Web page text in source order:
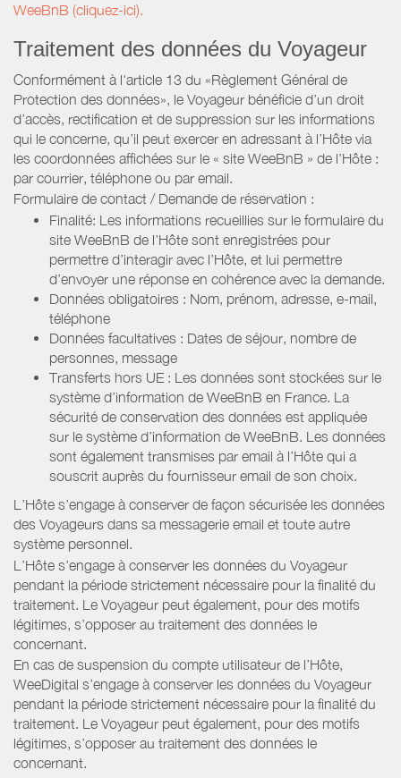
WeeBnB (cliquez-ici).
Traitement des données du Voyageur
Conformément à l'article 13 du «Règlement Général de
Protection des données», le Voyageur bénéficie d’un droit
d’accès, rectification et de suppression sur les informations
qui le concerne, qu’il peut exercer en adressant à l’Hôte via
les coordonnées affichées sur le « site WeeBnB » de l’Hôte :
par courrier, téléphone ou par email.
Formulaire de contact / Demande de réservation :
Finalité: Les informations recueillies sur le formulaire du
site WeeBnB de l’Hôte sont enregistrées pour
permettre d’interagir avec l’Hôte, et lui permettre
d’envoyer une réponse en cohérence avec la demande.
Données obligatoires : Nom, prénom, adresse, e-mail,
téléphone
Données facultatives : Dates de séjour, nombre de
personnes, message
Transferts hors UE : Les données sont stockées sur le
système d’information de WeeBnB en France. La
sécurité de conservation des données est appliquée
sur le système d’information de WeeBnB. Les données
sont également transmises par email à l’Hôte qui a
souscrit auprès du fournisseur email de son choix.
L’Hôte s’engage à conserver de façon sécurisée les données
des Voyageurs dans sa messagerie email et toute autre
système personnel.
L’Hôte s’engage à conserver les données du Voyageur
pendant la période strictement nécessaire pour la finalité du
traitement. Le Voyageur peut également, pour des motifs
légitimes, s’opposer au traitement des données le
concernant.
En cas de suspension du compte utilisateur de l’Hôte,
WeeDigital s’engage à conserver les données du Voyageur
pendant la période strictement nécessaire pour la finalité du
traitement. Le Voyageur peut également, pour des motifs
légitimes, s’opposer au traitement des données le
concernant.